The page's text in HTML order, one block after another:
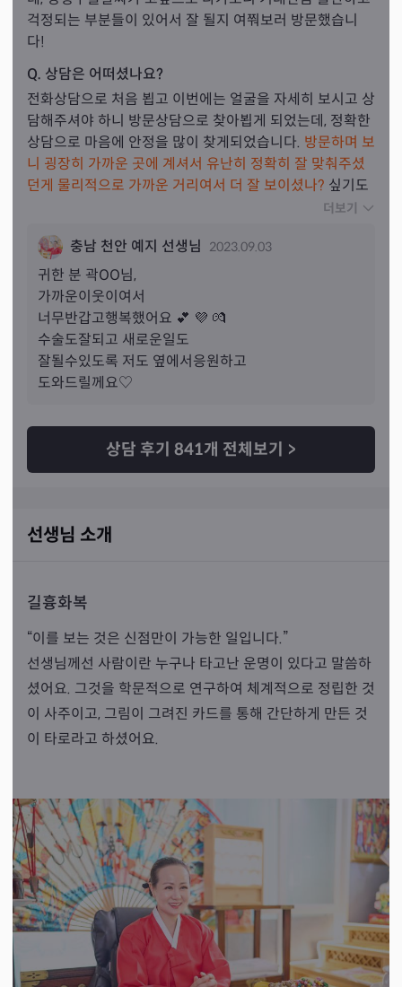
걱정되는 부분들이 있어서 잘 될지 여쭤보러 방문했습니
다!
Q. 상담은 어떠셨나요?
전화상담으로 처음 뵙고 이번에는 얼굴을 자세히 보시고 상
담해주셔야 하니 방문상담으로 찾아뵙게 되었는데, 정확한
상담으로 마음에 안정을 많이 찾게되었습니다. 방문하며 보
니 굉장히 가까운 곳에 계셔서 유난히 정확히 잘 맞춰주셨
던게 물리적으로 가까운 거리여서 더 잘 보이셨나? 싶기도
~ 추가적으로 수술후 하고싶은 일과 이사 관련해서
이와 관련해서두 자세히 알려주시고 좋은 방법 제시해주시
고 또 아직 자리를 잡지 못한 저희 사정도 배려해주시고, 좋
은 부분은 좋고 아닌부분은 딱 집어 말씀해주시는 모습에
서 더욱 신뢰가 느껴졌습니다. 앞으로 새로운 일 시작하면
서 자주 상담드리고 찾아뵙게 될것같은데 귀찮으시진 않을
지 걱정이에요..ㅋㅋㅋㅋ 많이 의지하게 된 것 같아요ㅠㅠ
진짜 마음에 안정을 주셔서 감사드리고 저 수술 잘받고 예
하시는 분들 항상 좋은일만 가득하시고 고민 해결 되시길
더보기
충남 천안 예지 선생님 2023.09.03
귀한 분 곽OO님,
가까운이웃이여서
너무반갑고행복했어요 💕 💜 💏
수술도잘되고 새로운일도
잘될수있도록 저도 옆에서응원하고
도와드릴께요♡
상담 후기 841개 전체보기 >
선생님 소개
길흉화복
“이를 보는 것은 신점만이 가능한 일입니다.”
선생님께선 사람이란 누구나 타고난 운명이 있다고 말씀하
셨어요. 그것을 학문적으로 연구하여 체계적으로 정립한 것
이 사주이고, 그림이 그려진 카드를 통해 간단하게 만든 것
이 타로라고 하셨어요.